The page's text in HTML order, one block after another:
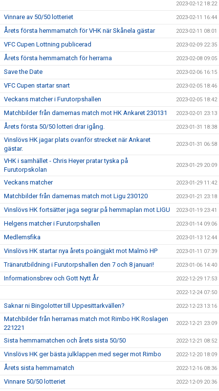
2023-02-12 18:22
Vinnare av 50/50 lotteriet 2023-02-11 16:44
Årets första hemmamatch för VHK när Skånela gästar 2023-02-11 08:01
VFC Cupen Lottning publicerad 2023-02-09 22:35
Årets första hemmamatch för herrarna 2023-02-08 09:05
Save the Date 2023-02-06 16:15
VFC Cupen startar snart 2023-02-05 18:46
Veckans matcher i Furutorpshallen 2023-02-05 18:42
Matchbilder från damernas match mot HK Ankaret 230131 2023-02-01 23:13
Årets första 50/50 lotteri drar igång. 2023-01-31 18:38
Vinslövs HK jagar plats ovanför strecket när Ankaret
gästar.
2023-01-31 06:58
VHK i samhället - Chris Heyer pratar tyska på
Furutorpskolan
2023-01-29 20:09
Veckans matcher 2023-01-29 11:42
Matchbilder från damernas match mot Ligu 230120 2023-01-21 23:18
Vinslövs HK fortsätter jaga segrar på hemmaplan mot LIGU 2023-01-19 23:41
Helgens matcher i Furutorpshallen 2023-01-14 09:06
Medlemsfika 2023-01-13 12:44
Vinslövs HK startar nya årets poängjakt mot Malmö HP 2023-01-11 07:39
Tränarutbildning i Furutorpshallen den 7 och 8 januari! 2023-01-06 14:40
Informationsbrev och Gott Nytt År 2022-12-29 17:53
2022-12-24 07:50
Saknar ni Bingolotter till Uppesittarkvällen? 2022-12-23 13:16
Matchbilder från herrarnas match mot Rimbo HK Roslagen
221221
2022-12-21 23:09
Sista hemmamatchen och årets sista 50/50 2022-12-21 08:52
Vinslövs HK ger bästa julklappen med seger mot Rimbo 2022-12-20 18:09
Årets sista hemmamatch 2022-12-16 08:36
Vinnare 50/50 lotteriet 2022-12-09 20:36